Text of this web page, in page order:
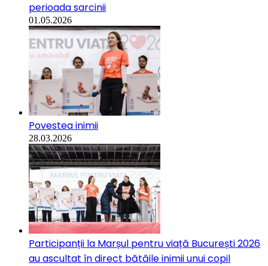
perioada sarcinii
01.05.2026
Povestea inimii
28.03.2026
Participanții la Marșul pentru viață București 2026
au ascultat în direct bătăile inimii unui copil